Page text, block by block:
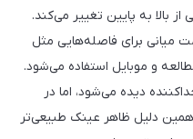
بالا به پایین تغییر می‌کند.
میانی برای فاصله‌هایی مثل
و موبایل استفاده می‌شود.
دیده می‌شود، اما در
دلیل ظاهر عینک طبیعی‌تر